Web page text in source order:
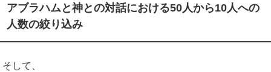
アブラハムと神との対話における50人から10人への
人数の絞り込み
そして、